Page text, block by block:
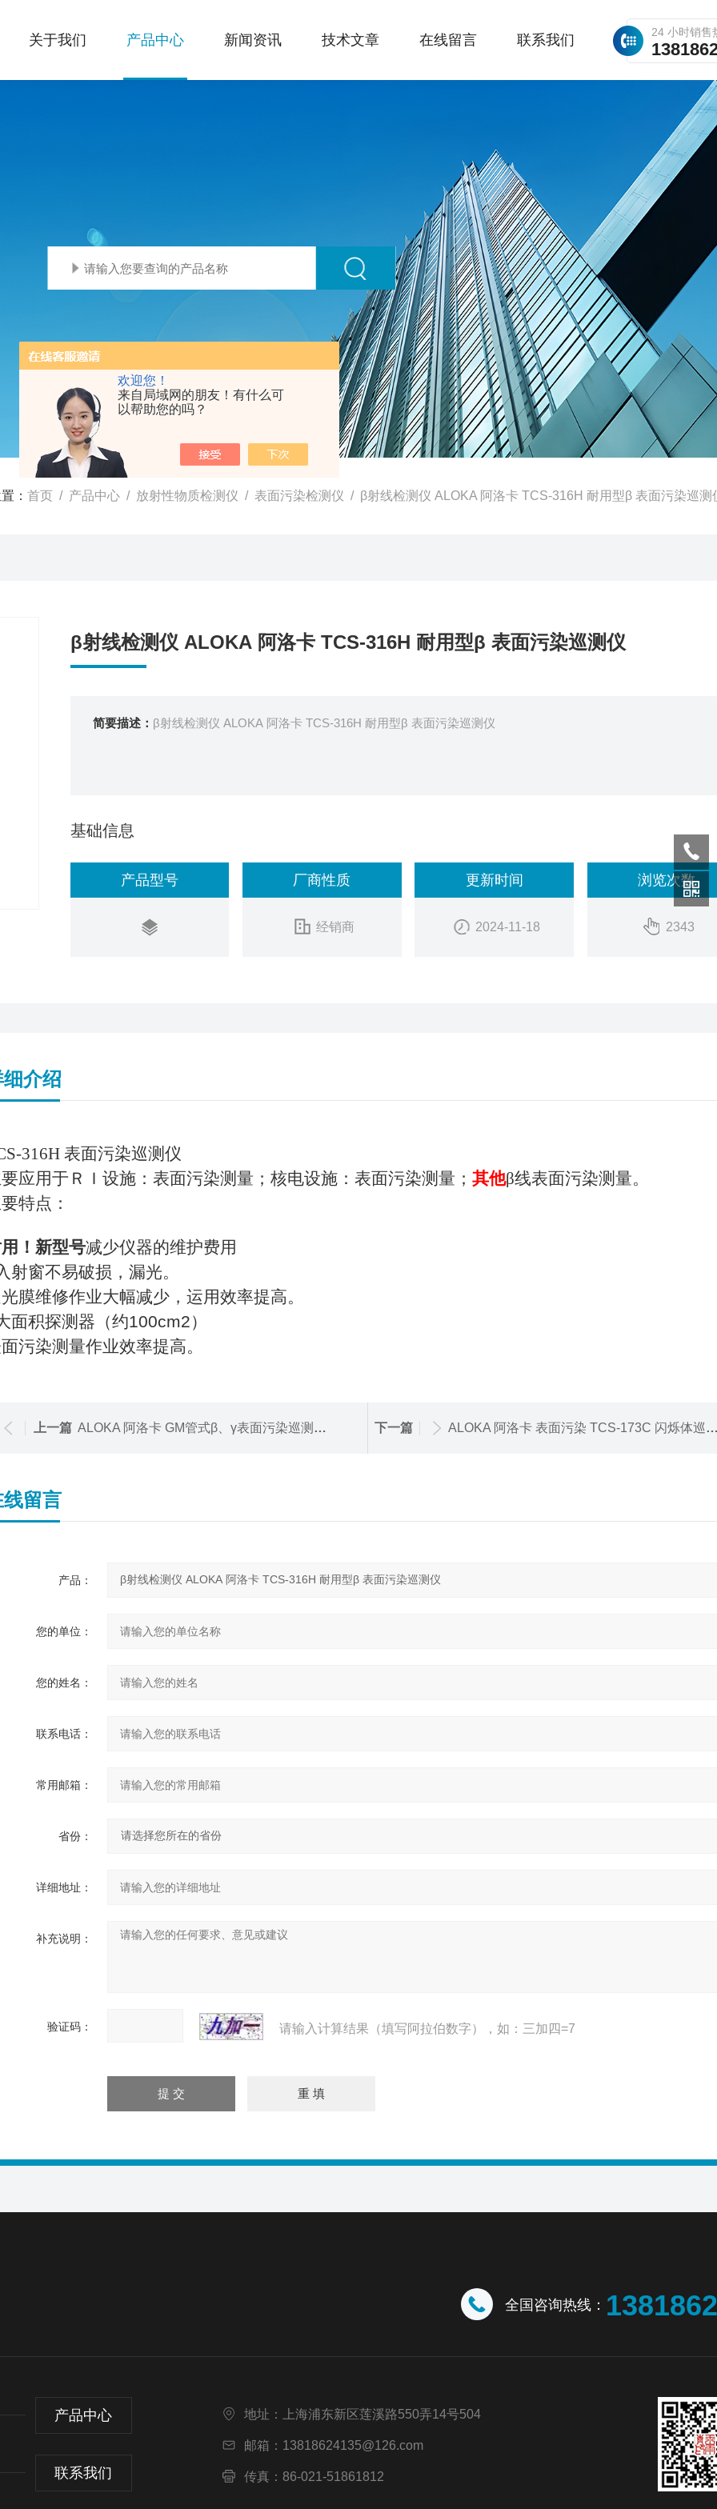
欢迎您！
来自局域网的朋友！有什么可
以帮助您的吗？
24 小时销售
关于我们 产品中心 新闻资讯 技术文章 在线留言 联系我们
： 首页 / 产品中心 / 放射性物质检测仪 / 表面污染检测仪 / β射线检测仪 ALOKA 阿洛卡 TCS-316H 耐用型β 表面污染巡测
β射线检测仪 ALOKA 阿洛卡 TCS-316H 耐用型β 表面污染巡测仪
简要描述： β射线检测仪 ALOKA 阿洛卡 TCS-316H 耐用型β 表面污染巡测仪
基础信息
产品型号 厂商性质
经销商
更新时间
2024-11-18
浏览次数
2343
介绍
316H 表面污染巡测仪
应用于ＲＩ设施：表面污染测量；核电设施：表面污染测量； 其他β线表面污染测量。
特点：
！新型号减少仪器的维护费用
射窗不易破损，漏光。
膜维修作业大幅减少，运用效率提高。
面积探测器（约100cm2）
污染测量作业效率提高。
上一篇 ALOKA 阿洛卡 GM管式β、γ表面污染巡测仪 TGS-146B 射线检测仪 下一篇 ALOKA 阿洛卡 表面污染 TCS-173C 闪烁体巡测仪 γ射线（碘-125）
线留言
产品：
您的单位：
您的姓名：
联系电话：
常用邮箱：
省份：
详细地址：
补充说明：
验证码： 请输入计算结果（填写阿拉伯数字），如：三加四=7
全国咨询热线：
产品中心
联系我们
地址：上海浦东新区莲溪路550弄14号504
邮箱：13818624135@126.com
传真：86-021-51861812